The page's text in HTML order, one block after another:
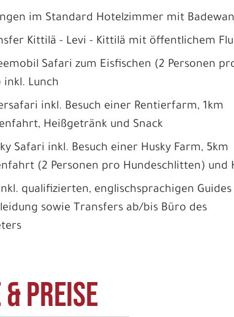
im Standard Hotelzimmer mit
Kittilä - Levi - Kittilä mit öffentlichem
Safari zum Eisfischen (2 Personen
inkl. Lunch
inkl. Besuch einer Rentierfarm, 1km
Heißgetränk und Snack
Safari inkl. Besuch einer Husky Farm, 5km
(2 Personen pro Hundeschlitten) und
qualifizierten, englischsprachigen Guides
sowie Transfers ab/bis Büro des
Preise